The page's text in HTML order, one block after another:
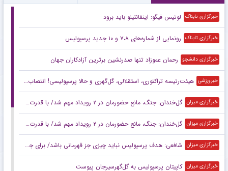
خبرگزاری تابناک لوئیس فیگو: اینفانتینو باید برود
خبرگزاری تابناک رونمایی از شماره‌های ۷،۸ و ۱۰ جدید پرسپولیس
خبرگزاری دانشجو رحمان عموزاد تنها صدرنشین برترین آزادکاران جهان
خبرورزشی هیئت‌رئیسه تراکتوری، استقلالی، گل‌گهری و حالا پرسپولیسی! انتصاب‌های عجیب در باشگاه‌های خاص؛ فدراسیون حتما جوابگو باشد
خبرگزاری میزان گل‌خندان: جنگ، مانع حضورمان در ۲ رویداد مهم شد/ با قدرت برای بازی‌های آسیایی و سهمیه المپیک می‌جنگیم
خبرگزاری میزان گل‌خندان: جنگ، مانع حضورمان در ۲ رویداد مهم شد/ با قدرت برای بازی‌های آسیایی و سهمیه المپیک می‌جنگیم
خبرگزاری میزان شافعی: هدف پرسپولیس نباید چیزی جز قهرمانی باشد/ برای جام ملت‌ها باید از برخی چهره‌ها عبور کنیم
خبرگزاری میزان کاپیتان پرسپولیس به گل‌گهرسیرجان پیوست